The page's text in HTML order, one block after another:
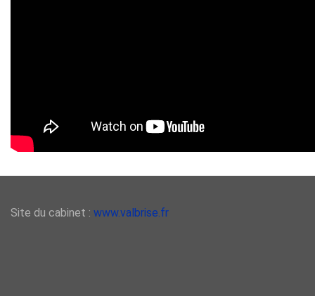
Site du cabinet : www.valbrise.fr